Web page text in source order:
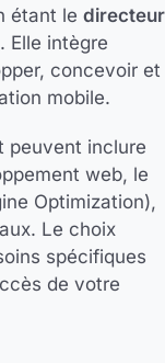
étant le directeur
Elle intègre
concevoir et
mobile.
peuvent inclure
web, le
Optimization),
Le choix
spécifiques
de votre